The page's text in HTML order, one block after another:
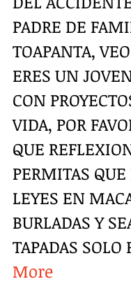
PADRE DE
TOAPANTA,
ERES UN
CON
VIDA, POR
QUE
PERMITAS QUE
LEYES EN
BURLADAS Y
TAPADAS SOLO
More